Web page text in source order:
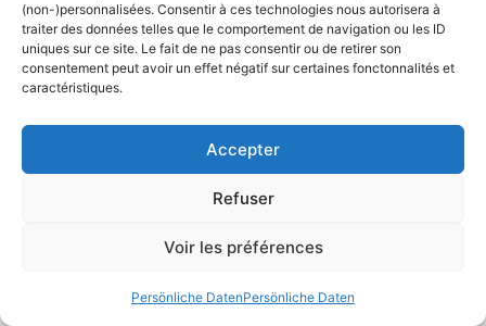
(non-)personnalisées. Consentir à ces technologies nous autorisera à
traiter des données telles que le comportement de navigation ou les ID
uniques sur ce site. Le fait de ne pas consentir ou de retirer son
consentement peut avoir un effet négatif sur certaines fonctonnalités et
caractéristiques.
Accepter
Refuser
Voir les préférences
Persönliche DatenPersönliche Daten
Ressourcen
Les associations et clubs de plaisanciers
Calendrier des régates
Calendrier des événements nautiques et
littoral, Côtes&Mers